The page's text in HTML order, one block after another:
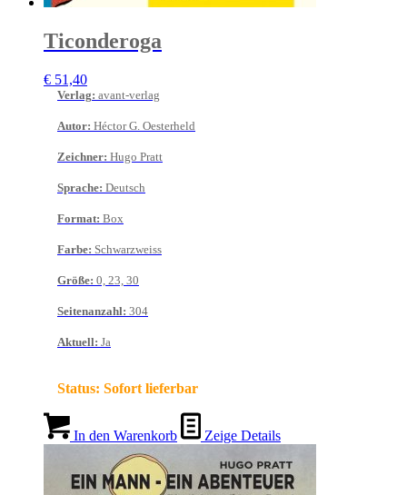
Ticonderoga
€ 51,40
Verlag: avant-verlag
Autor: Héctor G. Oesterheld
Zeichner: Hugo Pratt
Sprache: Deutsch
Format: Box
Farbe: Schwarzweiss
Größe: 0, 23, 30
Seitenanzahl: 304
Aktuell: Ja
Status: Sofort lieferbar
In den Warenkorb Zeige Details